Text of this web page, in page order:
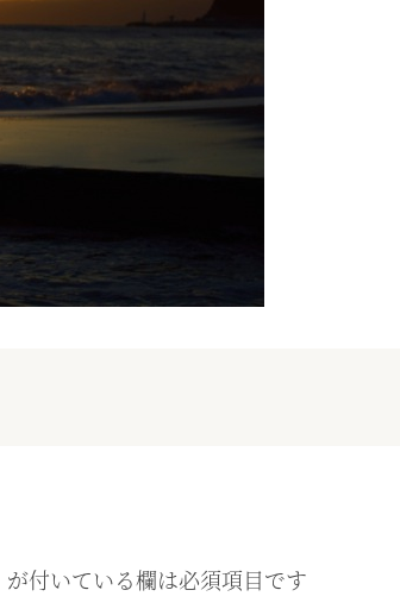
が付いている欄は必須項目です